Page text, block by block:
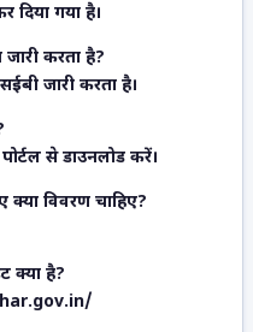
दिया गया है।
जारी करता है?
जारी करता है।
से डाउनलोड करें।
क्या विवरण चाहिए?
क्या है?